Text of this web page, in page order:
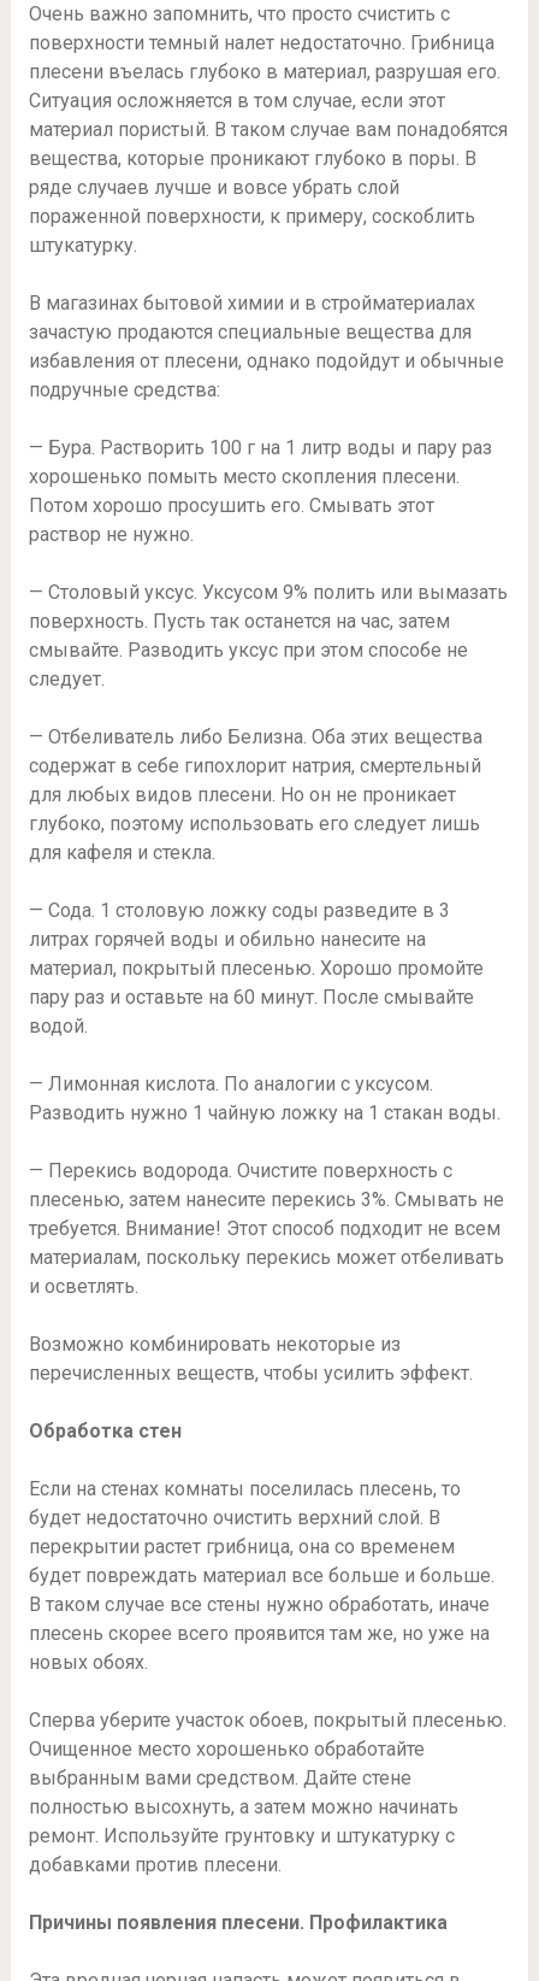
Очень важно запомнить, что просто счистить с
поверхности темный налет недостаточно. Грибница
плесени въелась глубоко в материал, разрушая его.
Ситуация осложняется в том случае, если этот
материал пористый. В таком случае вам понадобятся
вещества, которые проникают глубоко в поры. В
ряде случаев лучше и вовсе убрать слой
пораженной поверхности, к примеру, соскоблить
штукатурку.
В магазинах бытовой химии и в стройматериалах
зачастую продаются специальные вещества для
избавления от плесени, однако подойдут и обычные
подручные средства:
— Бура. Растворить 100 г на 1 литр воды и пару раз
хорошенько помыть место скопления плесени.
Потом хорошо просушить его. Смывать этот
раствор не нужно.
— Столовый уксус. Уксусом 9% полить или вымазать
поверхность. Пусть так останется на час, затем
смывайте. Разводить уксус при этом способе не
следует.
— Отбеливатель либо Белизна. Оба этих вещества
содержат в себе гипохлорит натрия, смертельный
для любых видов плесени. Но он не проникает
глубоко, поэтому использовать его следует лишь
для кафеля и стекла.
— Сода. 1 столовую ложку соды разведите в 3
литрах горячей воды и обильно нанесите на
материал, покрытый плесенью. Хорошо промойте
пару раз и оставьте на 60 минут. После смывайте
водой.
— Лимонная кислота. По аналогии с уксусом.
Разводить нужно 1 чайную ложку на 1 стакан воды.
— Перекись водорода. Очистите поверхность с
плесенью, затем нанесите перекись 3%. Смывать не
требуется. Внимание! Этот способ подходит не всем
материалам, поскольку перекись может отбеливать
и осветлять.
Возможно комбинировать некоторые из
перечисленных веществ, чтобы усилить эффект.
Обработка стен
Если на стенах комнаты поселилась плесень, то
будет недостаточно очистить верхний слой. В
перекрытии растет грибница, она со временем
будет повреждать материал все больше и больше.
В таком случае все стены нужно обработать, иначе
плесень скорее всего проявится там же, но уже на
новых обоях.
Сперва уберите участок обоев, покрытый плесенью.
Очищенное место хорошенько обработайте
выбранным вами средством. Дайте стене
полностью высохнуть, а затем можно начинать
ремонт. Используйте грунтовку и штукатурку с
добавками против плесени.
Причины появления плесени. Профилактика